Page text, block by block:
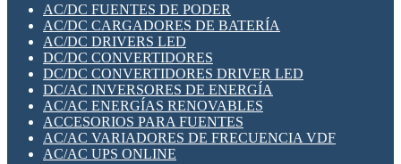
SWITCH Y MICROSWITCH
TARJETAS PI
UNIÓN Y DERIVACIÓN DE CABLE
PLACAS MODULARES IOT
SWITCHES Y REDES WIFI
SOLUCIONES IOT
SOLUCIONES LORAWAN
SOLUCIONES RED CELULAR
SEGURIDAD PARA REDES
SWITCHES LAN
TELEFONÍA IP (VOIP)
VIGILANCIA IP (CCTV)
MESHTASTIC
AC/DC FUENTES DE PODER
AC/DC CARGADORES DE BATERÍA
AC/DC DRIVERS LED
DC/DC CONVERTIDORES
DC/DC CONVERTIDORES DRIVER LED
DC/AC INVERSORES DE ENERGÍA
AC/AC ENERGÍAS RENOVABLES
ACCESORIOS PARA FUENTES
AC/AC VARIADORES DE FRECUENCIA VDF
AC/AC UPS ONLINE